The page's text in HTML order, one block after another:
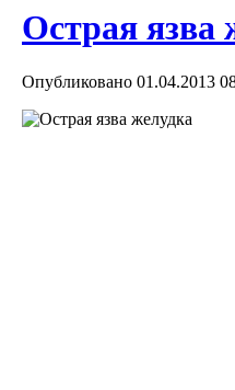
Острая язва
Опубликовано 01.04.2013